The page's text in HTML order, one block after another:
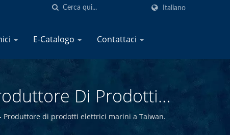
Italiano
E-Catalogo Contattaci
Di Prodotti
di prodotti elettrici marini a Taiwan.